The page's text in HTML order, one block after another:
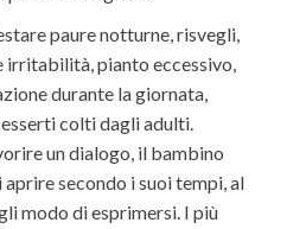
paure notturne, risvegli,
irritabilità, pianto eccessivo,
durante la giornata,
colti dagli adulti.
un dialogo, il bambino
secondo i suoi tempi, al
modo di esprimersi. I più